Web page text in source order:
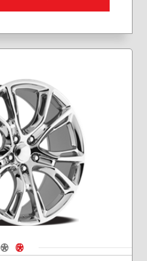
Navigate 1
Navigate 2